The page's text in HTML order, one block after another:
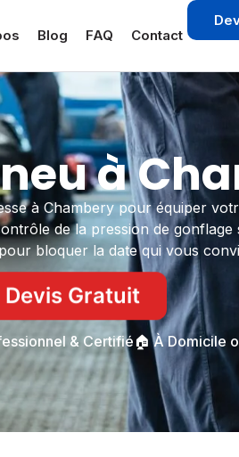
Blog FAQ Contact
à
à Chambery pour équiper
de la pression de
bloquer la date qui vous
Devis Gratuit
& Certifié🏠 À Domicile